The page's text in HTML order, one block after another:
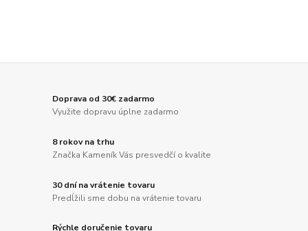
Doprava od 30€ zadarmo
Využite dopravu úplne zadarmo
8 rokov na trhu
Značka Kameník Vás presvedčí o kvalite
30 dní na vrátenie tovaru
Predĺžili sme dobu na vrátenie tovaru
Rýchle doručenie tovaru